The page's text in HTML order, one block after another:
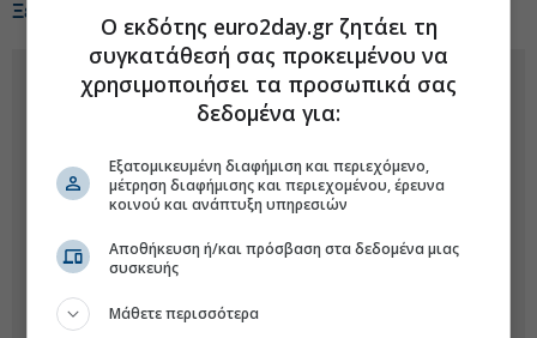
Ξεπέρασε τα $3 τρισ. η κεφαλαιοποίηση της Amazon
Ο εκδότης euro2day.gr ζητάει τη
συγκατάθεσή σας προκειμένου να
χρησιμοποιήσει τα προσωπικά σας
δεδομένα για:
Εξατομικευμένη διαφήμιση και περιεχόμενο,
μέτρηση διαφήμισης και περιεχομένου, έρευνα
κοινού και ανάπτυξη υπηρεσιών
Αποθήκευση ή/και πρόσβαση στα δεδομένα μιας
συσκευής
Μάθετε περισσότερα